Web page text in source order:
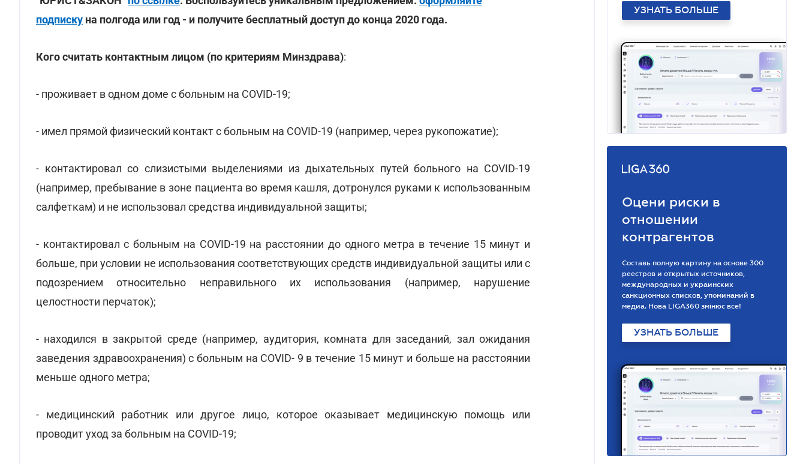
подписку на полгода или год - и получите бесплатный доступ до конца 2020 года.
Кого считать контактным лицом (по критериям Минздрава):
- проживает в одном доме с больным на COVID-19;
- имел прямой физический контакт с больным на COVID-19 (например, через рукопожатие);
- контактировал со слизистыми выделениями из дыхательных путей больного на COVID-19
(например, пребывание в зоне пациента во время кашля, дотронулся руками к использованным
салфеткам) и не использовал средства индивидуальной защиты;
- контактировал с больным на COVID-19 на расстоянии до одного метра в течение 15 минут и
больше, при условии не использования соответствующих средств индивидуальной защиты или с
подозрением относительно неправильного их использования (например, нарушение
целостности перчаток);
- находился в закрытой среде (например, аудитория, комната для заседаний, зал ожидания
заведения здравоохранения) с больным на COVID- 9 в течение 15 минут и больше на расстоянии
меньше одного метра;
- медицинский работник или другое лицо, которое оказывает медицинскую помощь или
проводит уход за больным на COVID-19;
УЗНАТЬ БОЛЬШЕ
Оцени риски в
отношении
контрагентов
Составь полную картину на основе 300
реестров и открытых источников,
международных и украинских
санкционных списков, упоминаний в
медиа. Нова LIGA360 змінює все!
УЗНАТЬ БОЛЬШЕ